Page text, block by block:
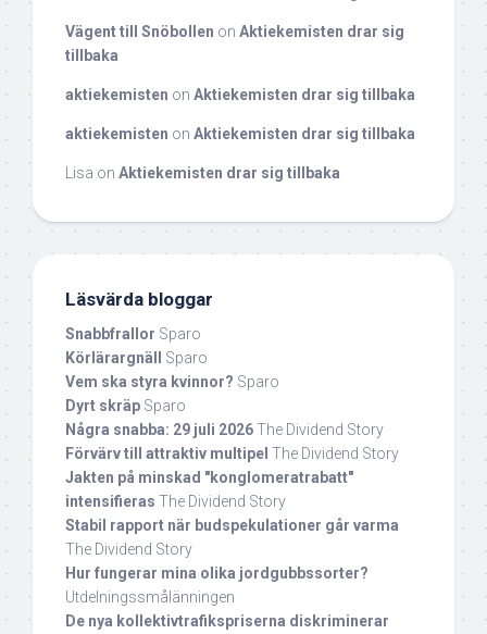
Vägent till Snöbollen on Aktiekemisten drar sig
tillbaka
aktiekemisten on Aktiekemisten drar sig tillbaka
aktiekemisten on Aktiekemisten drar sig tillbaka
Lisa on Aktiekemisten drar sig tillbaka
Läsvärda bloggar
Snabbfrallor Sparo
Körlärargnäll
Sparo
Vem ska styra kvinnor? Sparo
Dyrt skräp Sparo
Några snabba: 29 juli 2026The Dividend Story
Förvärv till attraktiv multipel The Dividend Story
Jakten på minskad "konglomeratrabatt"
intensifieras The Dividend Story
Stabil rapport när budspekulationer går varma
The Dividend Story
Hur fungerar mina olika jordgubbssorter?
Utdelningssmålänningen
De nya kollektivtrafikspriserna diskriminerar